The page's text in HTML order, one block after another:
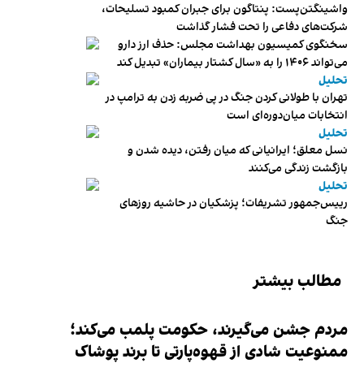
واشینگتن‌پست: پنتاگون برای جبران کمبود تسلیحات،
شرکت‌های دفاعی را تحت فشار گذاشت
سخنگوی کمیسیون بهداشت مجلس: حذف ارز دارو
می‌تواند ۱۴۰۶ را به «سال کشتار بیماران» تبدیل کند
تحلیل
تهران با طولانی کردن جنگ در پی ضربه زدن به ترامپ در
انتخابات میان‌دوره‌ای است
تحلیل
نسل معلق؛ ایرانیانی که میان رفتن، دیده شدن و
بازگشت زندگی می‌کنند
تحلیل
رییس‌جمهور تشریفات؛ پزشکیان در حاشیه روزهای
جنگ
مطالب بیشتر
مردم جشن می‌گیرند، حکومت پلمب می‌کند؛
ممنوعیت شادی از قهوه‌پارتی تا برند پوشاک